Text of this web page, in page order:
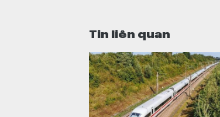
Tin liên quan